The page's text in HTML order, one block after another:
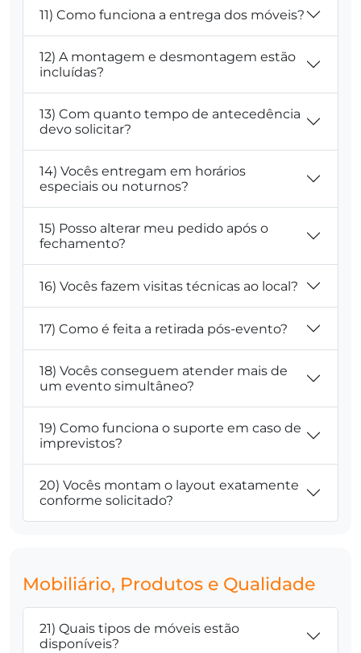
11) Como funciona a entrega dos móveis?
12) A montagem e desmontagem estão
incluídas?
13) Com quanto tempo de antecedência
devo solicitar?
14) Vocês entregam em horários
especiais ou noturnos?
15) Posso alterar meu pedido após o
fechamento?
16) Vocês fazem visitas técnicas ao local?
17) Como é feita a retirada pós-evento?
18) Vocês conseguem atender mais de
um evento simultâneo?
19) Como funciona o suporte em caso de
imprevistos?
20) Vocês montam o layout exatamente
conforme solicitado?
Mobiliário, Produtos e Qualidade
21) Quais tipos de móveis estão
disponíveis?